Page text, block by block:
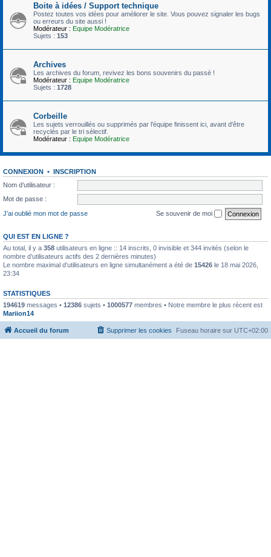
Boite à idées / Support technique
Postez toutes vos idées pour améliorer le site. Vous pouvez signaler les bugs
ou erreurs du site aussi !
Modérateur : Equipe Modératrice
Sujets : 153
Archives
Les archives du forum, revivez les bons souvenirs du passé !
Modérateur : Equipe Modératrice
Sujets : 1728
Corbeille
Les sujets verrouillés ou supprimés par l'équipe finissent ici, avant d'être
recyclés par le tri sélectif.
Modérateur : Equipe Modératrice
CONNEXION • INSCRIPTION
Nom d’utilisateur :
Mot de passe :
J’ai oublié mon mot de passe
Se souvenir de moi
QUI EST EN LIGNE ?
Au total, il y a 358 utilisateurs en ligne :: 14 inscrits, 0 invisible et 344 invités (selon le
nombre d’utilisateurs actifs des 2 dernières minutes)
Le nombre maximal d’utilisateurs en ligne simultanément a été de 15426 le 18 mai 2026,
23:34
STATISTIQUES
194619 messages • 12386 sujets • 1000577 membres • Notre membre le plus récent est
Mariion14
Accueil du forum Fuseau horaire sur UTC+02:00
Supprimer les cookies